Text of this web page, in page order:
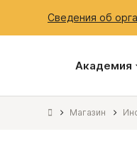
Сведения об
Академия
Магазин